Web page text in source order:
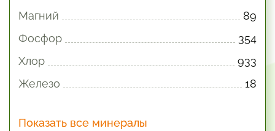
Магний
89
Фосфор
354
Хлор
933
Железо
18
Показать все минералы